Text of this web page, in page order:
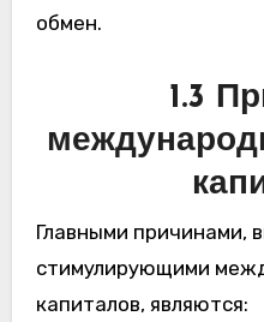
обмен.
1.3
Главными причинами,
стимулирующими
капиталов, являются: